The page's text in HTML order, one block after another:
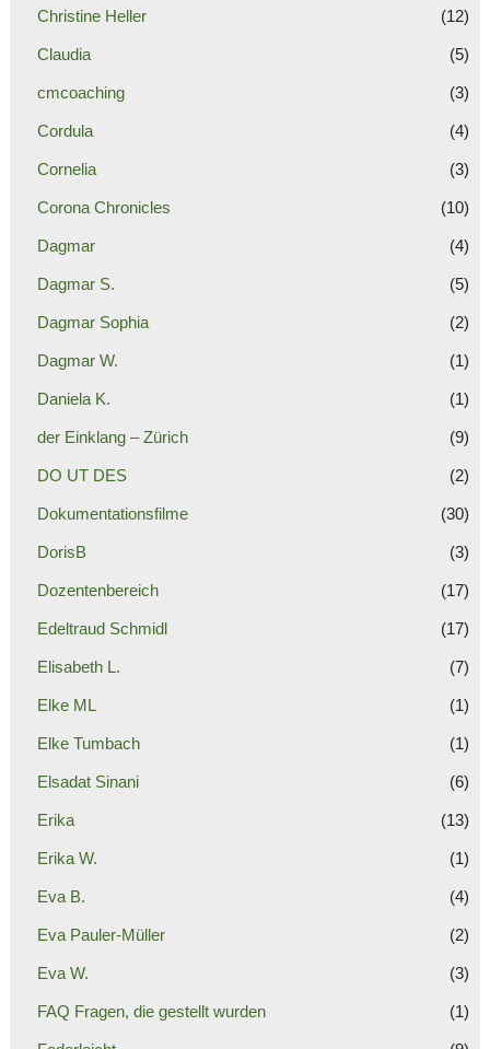
Christine Heller (12)
Claudia (5)
cmcoaching (3)
Cordula (4)
Cornelia (3)
Corona Chronicles (10)
Dagmar (4)
Dagmar S. (5)
Dagmar Sophia (2)
Dagmar W. (1)
Daniela K. (1)
der Einklang – Zürich (9)
DO UT DES (2)
Dokumentationsfilme (30)
DorisB (3)
Dozentenbereich (17)
Edeltraud Schmidl (17)
Elisabeth L. (7)
Elke ML (1)
Elke Tumbach (1)
Elsadat Sinani (6)
Erika (13)
Erika W. (1)
Eva B. (4)
Eva Pauler-Müller (2)
Eva W. (3)
FAQ Fragen, die gestellt wurden (1)